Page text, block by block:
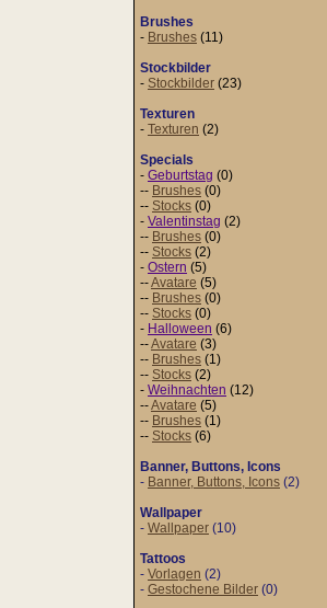
Brushes
- Brushes (11)
Stockbilder
- Stockbilder (23)
Texturen
- Texturen (2)
Specials
- Geburtstag (0)
-- Brushes (0)
-- Stocks (0)
- Valentinstag (2)
-- Brushes (0)
-- Stocks (2)
- Ostern (5)
--Avatare (5)
-- Brushes (0)
-- Stocks (0)
- Halloween (6)
--Avatare (3)
-- Brushes (1)
-- Stocks (2)
- Weihnachten (12)
--Avatare (5)
-- Brushes (1)
-- Stocks (6)
Banner, Buttons, Icons
- Banner, Buttons, Icons (2)
Wallpaper
- Wallpaper (10)
Tattoos
- Vorlagen (2)
- Gestochene Bilder (0)